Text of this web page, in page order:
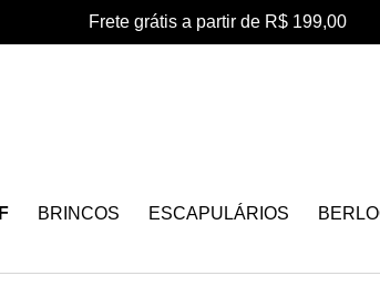
Frete grátis a partir de R$ 199,00
BRINCOS ESCAPULÁRIOS